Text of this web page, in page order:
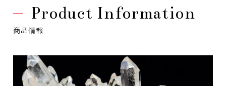
Product Information
商品情報